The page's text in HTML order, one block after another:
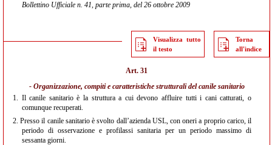
Bollettino Ufficiale n. 41, parte prima, del 26 ottobre 2009
Visualizza tutto
il testo
Torna
all'indice
Art. 31
- Organizzazione, compiti e caratteristiche strutturali del canile sanitario
1. Il canile sanitario è la struttura a cui devono affluire tutti i cani catturati, o
comunque recuperati.
2. Presso il canile sanitario è svolto dall’azienda USL, con oneri a proprio carico, il
periodo di osservazione e profilassi sanitaria per un periodo massimo di
sessanta giorni.